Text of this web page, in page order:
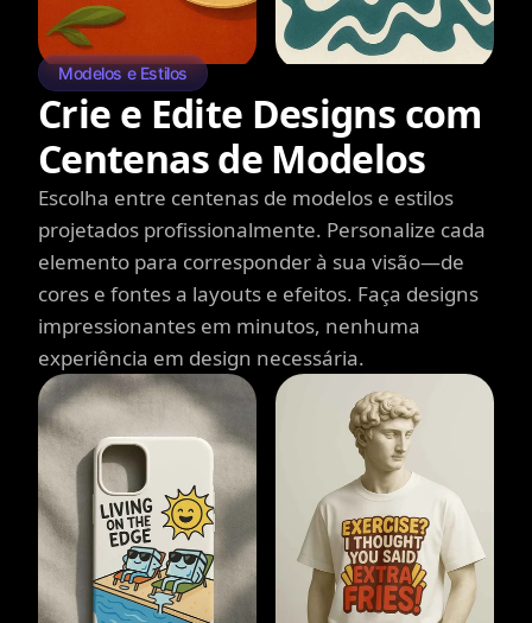
Modelos e Estilos
Crie e Edite Designs com
Centenas de Modelos
Escolha entre centenas de modelos e estilos
projetados profissionalmente. Personalize cada
elemento para corresponder à sua visão—de
cores e fontes a layouts e efeitos. Faça designs
impressionantes em minutos, nenhuma
experiência em design necessária.